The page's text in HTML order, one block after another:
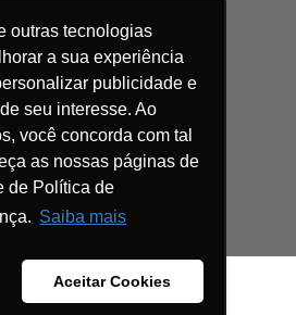
outras tecnologias
a sua experiência
publicidade e
seu interesse. Ao
você concorda com tal
as nossas páginas de
de Política de
Saiba mais
Aceitar Cookies
os direitos reservados.